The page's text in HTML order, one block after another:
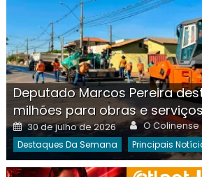
Deputado Marcos Pereira
milhões para obras e
Posted
on
30 de julho de 2026 Author
O Colinense
Destaques Da Semana Principais